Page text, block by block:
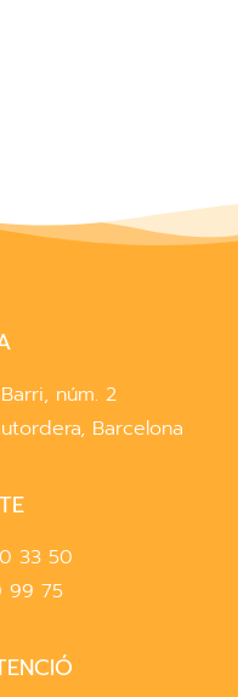
núm. 2
Barcelona
33 50
99 75